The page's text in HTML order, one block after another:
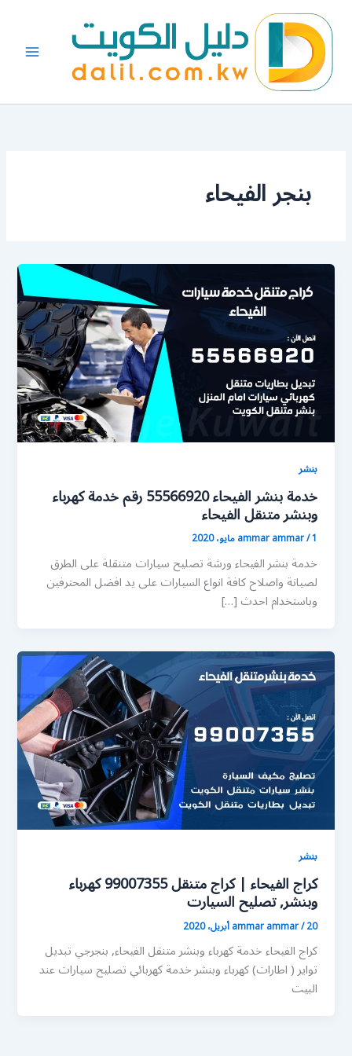
المحتوى
بنجر الفيحاء
بنشر
خدمة بنشر الفيحاء 55566920 رقم خدمة كهرباء
وبنشر متنقل الفيحاء
ammar ammar/1 مايو، 2020
خدمة بنشر الفيحاء ورشة تصليح سيارات متنقلة على الطرق
لصيانة واصلاح كافة انواع السيارات على يد افضل المحترفين
وباستخدام احدث […]
بنشر
كراج الفيحاء | كراج متنقل 99007355 كهرباء
وبنشر, تصليح السيارت
ammar ammar/20 أبريل، 2020
كراج الفيحاء خدمة كهرباء وبنشر متنقل الفيحاء, بنجرجي تبديل
تواير ( اطارات) كهرباء وبنشر خدمة كهربائي تصليح سيارات عند
البيت